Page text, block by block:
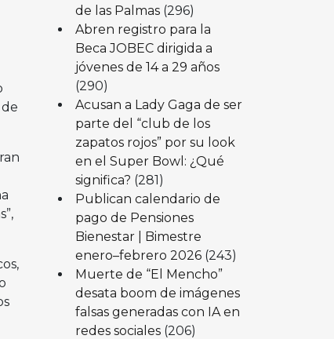
de las Palmas (296)
Abren registro para la
Beca JOBEC dirigida a
jóvenes de 14 a 29 años
(290)
Acusan a Lady Gaga de ser
parte del “club de los
zapatos rojos” por su look
en el Super Bowl: ¿Qué
significa? (281)
Publican calendario de
pago de Pensiones
Bienestar | Bimestre
enero–febrero 2026 (243)
Muerte de “El Mencho”
desata boom de imágenes
falsas generadas con IA en
redes sociales (206)